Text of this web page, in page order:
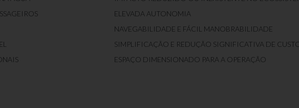
ELEVADA AUTONOMIA
NAVEGABILIDADE E FÁCIL MANOBRABILIDADE
SIMPLIFICAÇÃO E REDUÇÃO SIGNIFICATIVA DE
ESPAÇO DIMENSIONADO PARA A OPERAÇÃO